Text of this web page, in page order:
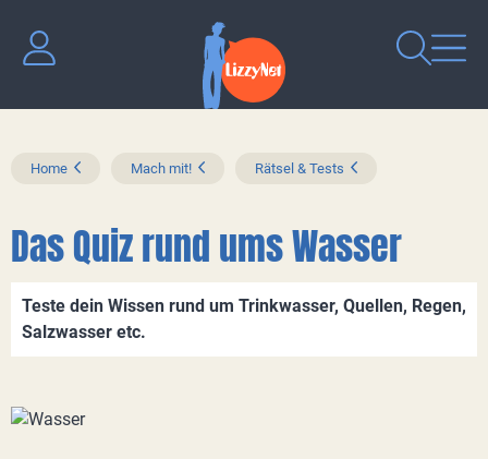
Home Mach mit! Rätsel & Tests
Das Quiz rund ums Wasser
Teste dein Wissen rund um Trinkwasser, Quellen, Regen,
Salzwasser etc.